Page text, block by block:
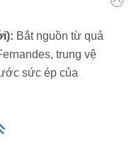
Bắt nguồn từ quả
trung vệ
sức ép của